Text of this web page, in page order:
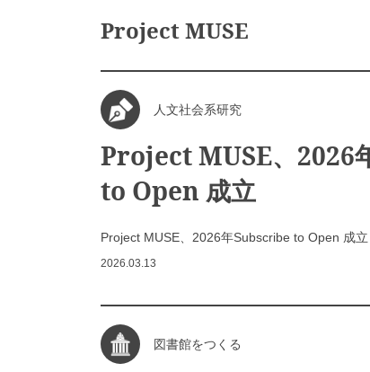
Project MUSE
人文社会系研究
Project MUSE、2026
to Open 成立
Project MUSE、2026年Subscribe to Open 成立
2026.03.13
図書館をつくる